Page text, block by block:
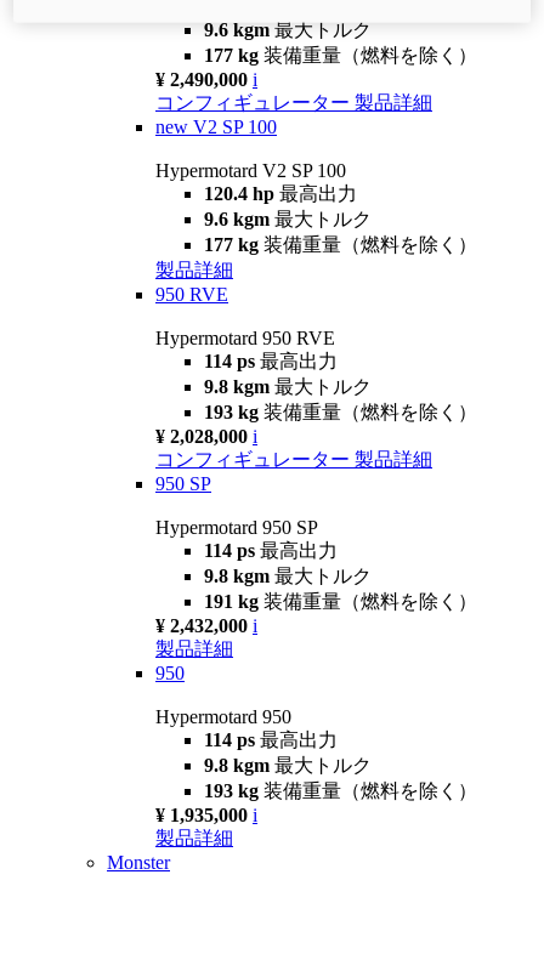
9.6 kgm 最大トルク
177 kg 装備重量（燃料を除く）
¥ 2,490,000 i
コンフィギュレーター 製品詳細
new V2 SP 100
Hypermotard V2 SP 100
120.4 hp 最高出力
9.6 kgm 最大トルク
177 kg 装備重量（燃料を除く）
製品詳細
950 RVE
Hypermotard 950 RVE
114 ps 最高出力
9.8 kgm 最大トルク
193 kg 装備重量（燃料を除く）
¥ 2,028,000 i
コンフィギュレーター 製品詳細
950 SP
Hypermotard 950 SP
114 ps 最高出力
9.8 kgm 最大トルク
191 kg 装備重量（燃料を除く）
¥ 2,432,000 i
製品詳細
950
Hypermotard 950
114 ps 最高出力
9.8 kgm 最大トルク
193 kg 装備重量（燃料を除く）
¥ 1,935,000 i
製品詳細
Monster